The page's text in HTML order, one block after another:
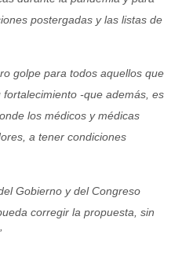
postergadas y las listas de
golpe para todos aquellos que
-que además, es
los médicos y médicas
a tener condiciones
Gobierno y del Congreso
corregir la propuesta, sin